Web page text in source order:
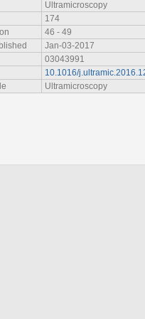
Ultramicroscopy
174
46 - 49
Jan-03-2017
03043991
10.1016/
Ultramicroscopy